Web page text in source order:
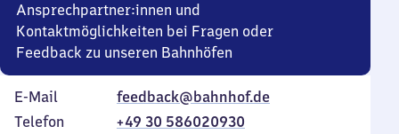
Ansprechpartner:innen und
Kontaktmöglichkeiten bei Fragen oder
Feedback zu unseren Bahnhöfen
E-Mail
feedback@bahnhof.de
Telefon
+49 30 586020930